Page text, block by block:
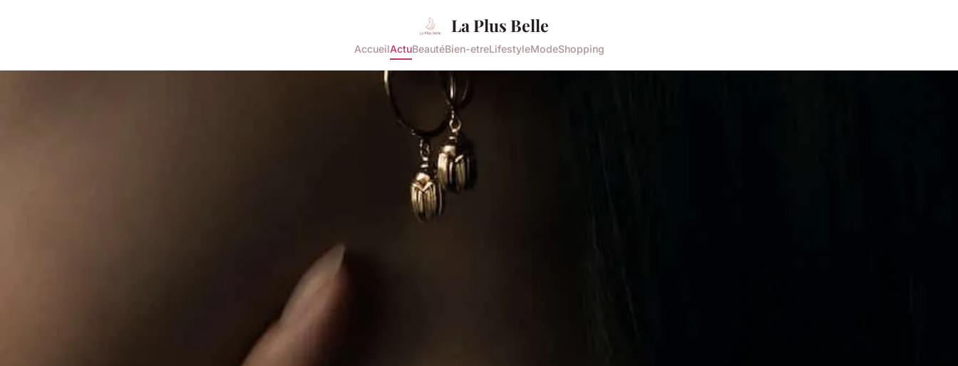
La Plus Belle
AccueilActuBeautéBien-etreLifestyleModeShopping